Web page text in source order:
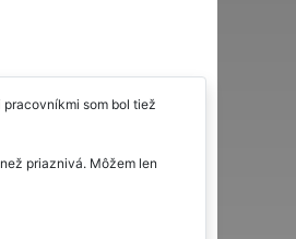
som bol tiež
priaznivá. Môžem len